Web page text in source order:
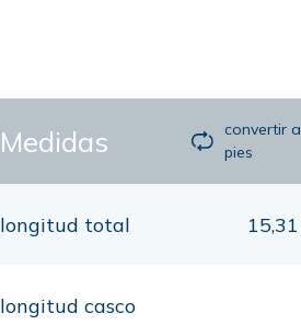
Medidas
convertir a
pies
longitud total 15,31
longitud casco